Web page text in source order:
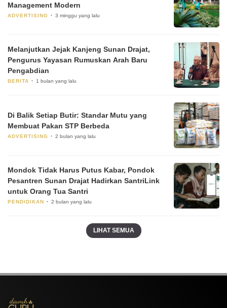
Management Modern
ADVERTISING 3 minggu yang lalu
Melanjutkan Jejak Kanjeng Sunan Drajat,
Pengurus Yayasan Rumuskan Arah Baru
Pengabdian
BERITA 1 bulan yang lalu
Di Balik Setiap Butir: Standar Mutu yang
Membuat Pakan STP Berbeda
ADVERTISING 2 bulan yang lalu
Mondok Tidak Harus Putus Kabar, Pondok
Pesantren Sunan Drajat Hadirkan SantriLink
untuk Orang Tua Santri
PENDIDIKAN 2 bulan yang lalu
LIHAT SEMUA